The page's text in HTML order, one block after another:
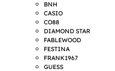
BNH
CASIO
CO88
DIAMOND STAR
FABLEWOOD
FESTINA
FRANK1967
GUESS